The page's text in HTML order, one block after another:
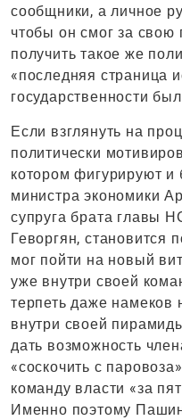
сообщники, а личное
чтобы он смог за свою
получить такое же
«последняя страница
государственности
Если взглянуть на
политически
котором фигурируют и
министра экономики
супруга брата главы
Геворгян, становится
мог пойти на новый
уже внутри своей
терпеть даже намеков
внутри своей
дать возможность
«соскочить с
команду власти «за
Именно поэтому